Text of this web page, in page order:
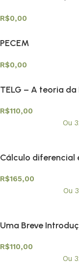
DE FÍSICA NO BRASIL
R$0,00
PECEM
R$0,00
TELG – A teoria da
R$110,00
Ou
Cálculo diferencial
R$165,00
Ou
Uma Breve
R$110,00
Ou